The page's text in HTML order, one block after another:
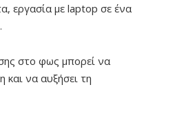
εργασία με laptop σε ένα
στο φως μπορεί να
και να αυξήσει τη